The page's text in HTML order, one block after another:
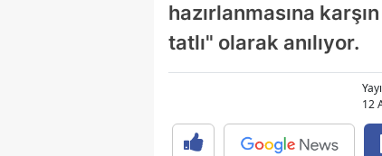
hazırlanmasına
tatlı" olarak anılıyor.
12